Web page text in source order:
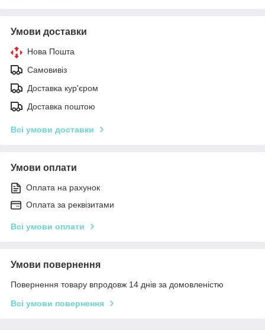
Умови доставки
Нова Пошта
Самовивіз
Доставка кур'єром
Доставка поштою
Всі умови доставки
Умови оплати
Оплата на рахунок
Оплата за реквізитами
Всі умови оплати
Умови повернення
Повернення товару впродовж 14 днів за домовленістю
Всі умови повернення